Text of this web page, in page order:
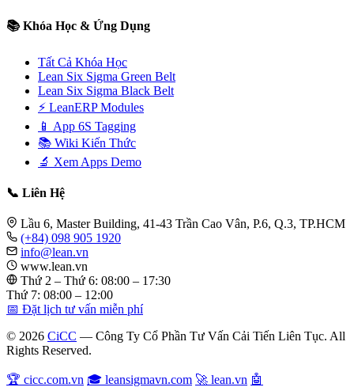
📚 Khóa Học & Ứng Dụng
Tất Cả Khóa Học
Lean Six Sigma Green Belt
Lean Six Sigma Black Belt
⚡ LeanERP Modules
📱 App 6S Tagging
📚 Wiki Kiến Thức
🔬 Xem Apps Demo
📞 Liên Hệ
Lầu 6, Master Building, 41-43 Trần Cao Vân, P.6, Q.3, TP.HCM
(+84) 098 905 1920
info@lean.vn
www.lean.vn
Thứ 2 – Thứ 6: 08:00 – 17:30
Thứ 7: 08:00 – 12:00
📅 Đặt lịch tư vấn miễn phí
© 2026 CiCC — Công Ty Cổ Phần Tư Vấn Cải Tiến Liên Tục. All
Rights Reserved.
🏆 cicc.com.vn 🎓 leansigmavn.com 🚀 lean.vn 🤖